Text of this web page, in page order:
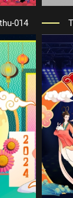
014